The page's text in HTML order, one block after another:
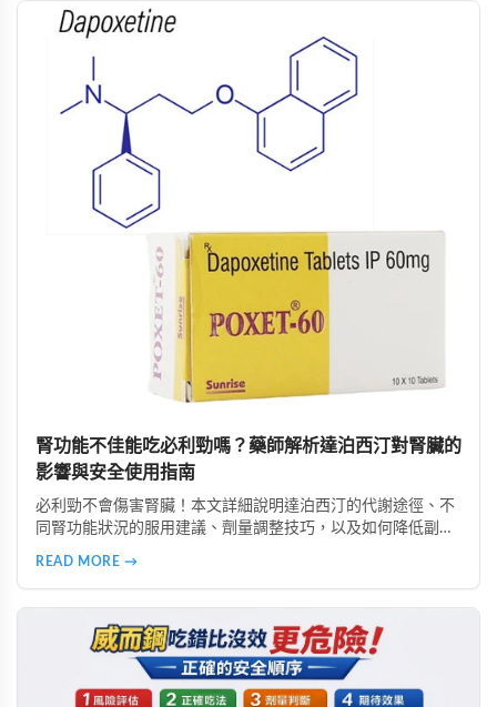
腎功能不佳能吃必利勁嗎？藥師解析達泊西汀對腎臟的
影響與安全使用指南
必利勁不會傷害腎臟！本文詳細說明達泊西汀的代謝途徑、不
同腎功能狀況的服用建議、劑量調整技巧，以及如何降低副作
READ MORE →